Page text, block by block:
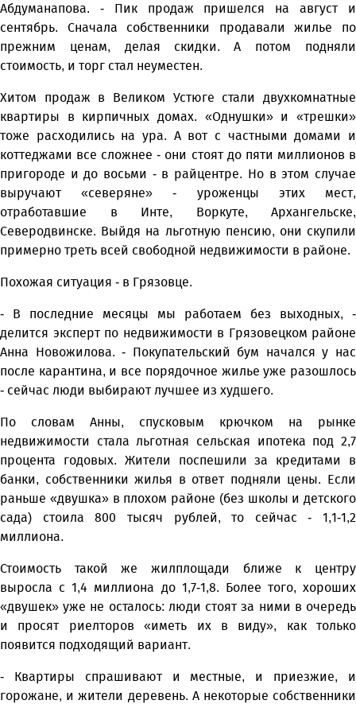
Абдуманапова. - Пик продаж пришелся на август и
сентябрь. Сначала собственники продавали жилье по
прежним ценам, делая скидки. А потом подняли
стоимость, и торг стал неуместен.
Хитом продаж в Великом Устюге стали двухкомнатные
квартиры в кирпичных домах. «Однушки» и «трешки»
тоже расходились на ура. А вот с частными домами и
коттеджами все сложнее - они стоят до пяти миллионов в
пригороде и до восьми - в райцентре. Но в этом случае
выручают «северяне» - уроженцы этих мест,
отработавшие в Инте, Воркуте, Архангельске,
Северодвинске. Выйдя на льготную пенсию, они скупили
примерно треть всей свободной недвижимости в районе.
Похожая ситуация - в Грязовце.
- В последние месяцы мы работаем без выходных, -
делится эксперт по недвижимости в Грязовецком районе
Анна Новожилова. - Покупательский бум начался у нас
после карантина, и все порядочное жилье уже разошлось
- сейчас люди выбирают лучшее из худшего.
По словам Анны, спусковым крючком на рынке
недвижимости стала льготная сельская ипотека под 2,7
процента годовых. Жители поспешили за кредитами в
банки, собственники жилья в ответ подняли цены. Если
раньше «двушка» в плохом районе (без школы и детского
сада) стоила 800 тысяч рублей, то сейчас - 1,1-1,2
миллиона.
Стоимость такой же жилплощади ближе к центру
выросла с 1,4 миллиона до 1,7-1,8. Более того, хороших
«двушек» уже не осталось: люди стоят за ними в очередь
и просят риелторов «иметь их в виду», как только
появится подходящий вариант.
- Квартиры спрашивают и местные, и приезжие, и
горожане, и жители деревень. А некоторые собственники